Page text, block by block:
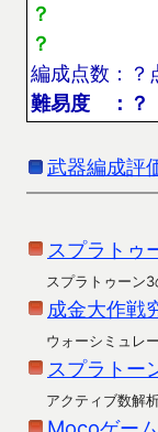
？
？
編成点数：？
難易度 ：？
武器編成評
スプラトゥ
スプラトゥーン
成金大作戦
ウォーシミュレ
スプラトー
アクティブ数解
Mocoゲーム